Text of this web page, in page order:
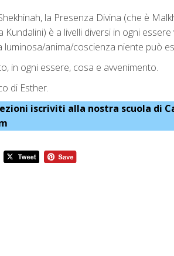
la Presenza Divina (che è
Kundalini) è a livelli diversi in ogni
luminosa/anima/coscienza niente può
in ogni essere, cosa e avvenimento.
di Esther.
iscriviti alla nostra scuola di